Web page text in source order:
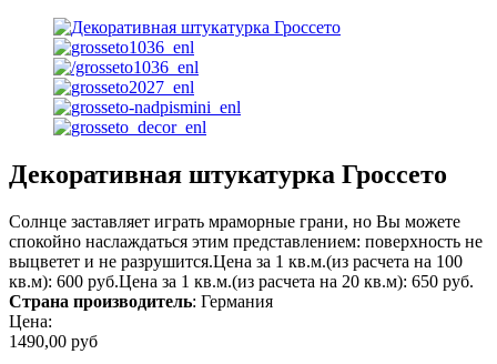
Декоративная штукатурка Гроссето
Солнце заставляет играть мраморные грани, но Вы можете
спокойно наслаждаться этим представлением: поверхность не
выцветет и не разрушится.Цена за 1 кв.м.(из расчета на 100
кв.м): 600 руб.Цена за 1 кв.м.(из расчета на 20 кв.м): 650 руб.
Страна производитель: Германия
Цена:
1490,00 руб